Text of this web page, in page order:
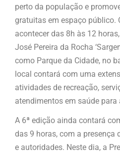
perto da população e
gratuitas em espaço público.
acontecer das 8h às 12
José Pereira da Rocha
como Parque da Cidade, no
local contará com uma
atividades de recreação,
atendimentos em saúde para
A 6ª edição ainda contará
das 9 horas, com a presença
e autoridades. Neste dia, a